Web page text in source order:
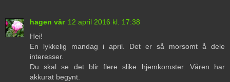
hagen vår 12 april 2016 kl. 17:38
Hei!
En lykkelig mandag i april. Det er så morsomt å dele
interesser.
Du skal se det blir flere slike hjemkomster. Våren har
akkurat begynt.